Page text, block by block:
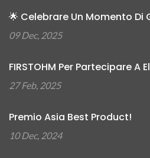
🌟 Celebrare Un Momento Di
09 Dec, 2025
FIRSTOHM Per Partecipare A
27 Feb, 2025
Premio Asia Best Product!
10 Dec, 2024